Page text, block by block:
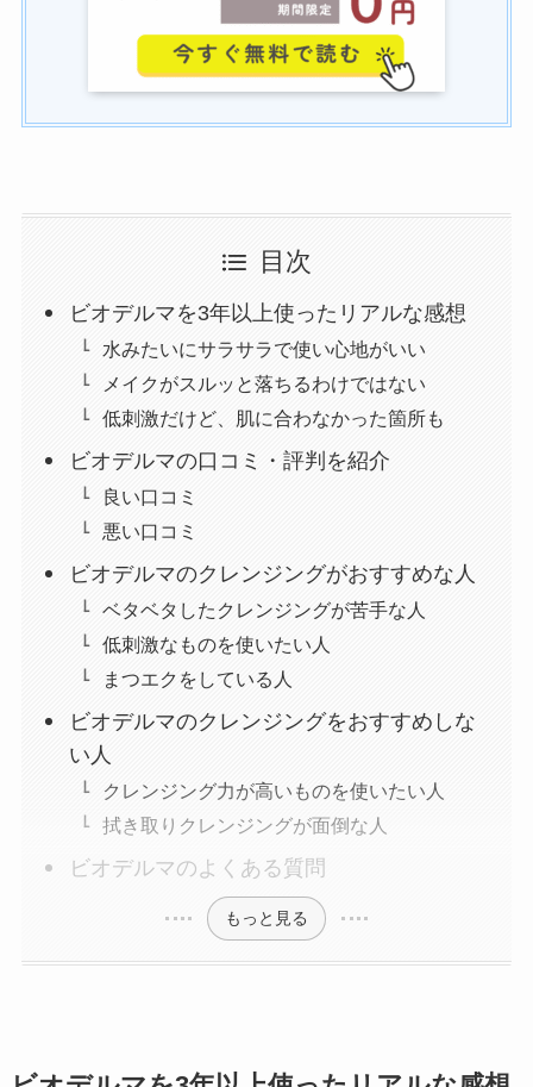
目次
ビオデルマを3年以上使ったリアルな感想
水みたいにサラサラで使い心地がいい
メイクがスルッと落ちるわけではない
低刺激だけど、肌に合わなかった箇所も
ビオデルマの口コミ・評判を紹介
良い口コミ
悪い口コミ
ビオデルマのクレンジングがおすすめな人
ベタベタしたクレンジングが苦手な人
低刺激なものを使いたい人
まつエクをしている人
ビオデルマのクレンジングをおすすめしな
い人
クレンジング力が高いものを使いたい人
拭き取りクレンジングが面倒な人
ビオデルマのよくある質問
もっと見る